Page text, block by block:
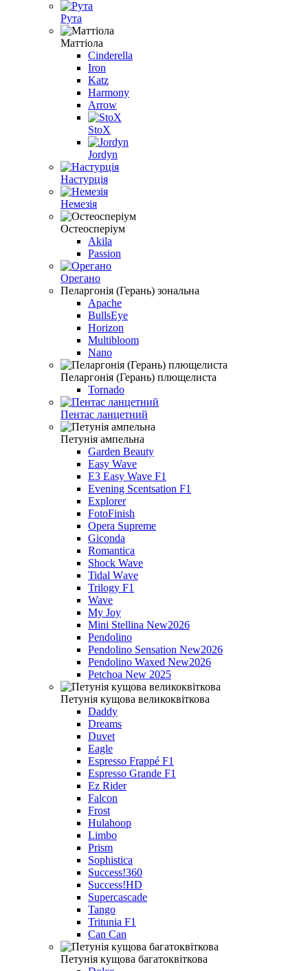
Рута
Маттiола
Cinderella
Iron
Katz
Harmony
Arrow
StoX
Jordyn
Настурцiя
Немезiя
Остеосперіум
Akila
Passion
Орегано
Пеларгонія (Герань) зональна
Apache
BullsEye
Horizon
Multibloom
Nano
Пеларгонія (Герань) плющелиста
Tornado
Пентас ланцетний
Петунія ампельна
Garden Beauty
Easy Wave
E3 Easy Wave F1
Evening Scentsation F1
Explorer
FotoFinish
Opera Supreme
Giconda
Romantica
Shock Wave
Tidal Wаve
Trilogy F1
Wave
My Joy
Mini Stellina New2026
Pendolino
Pendolino Sensation New2026
Pendolino Waxed New2026
Petchoa New 2025
Петунія кущова великоквіткова
Daddy
Dreams
Duvet
Eagle
Espresso Frappé F1
Espresso Grande F1
Ez Rider
Falcon
Frost
Hulahoop
Limbo
Prism
Sophistica
Success!360
Success!HD
Supercascade
Tango
Tritunia F1
Can Can
Петунія кущова багатоквіткова